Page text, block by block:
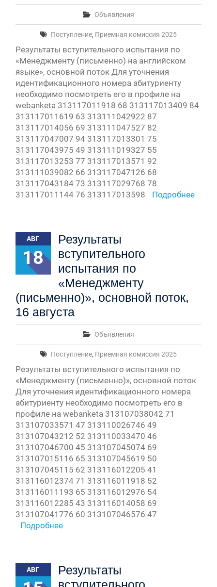
Объявления
Поступление, Приемная комиссия 2025
Результаты вступительного испытания по
«Менеджменту (письменно) на английском
языке», основной поток Для уточнения
идентификационного номера абитуриенту
необходимо посмотреть его в профиле на
webanketa 313117011918 68 313117013409 84
313117011619 63 313111042922 87
313117014056 69 313111047527 82
313117047007 94 313117013301 75
313117043975 49 313111019327 55
313117013253 77 313117013571 92
313111039082 66 313117047126 68
313117043184 73 313117029768 78
313117011144 76 313117013598
Подробнее
АВГ
18
Результаты
вступительного
испытания по
«Менеджменту
(письменно)», основной поток,
16 августа
Объявления
Поступление, Приемная комиссия 2025
Результаты вступительного испытания по
«Менеджменту (письменно)», основной поток
Для уточнения идентификационного номера
абитуриенту необходимо посмотреть его в
профиле на webanketa 313107038042 71
313107033571 47 313110026746 49
313107043212 52 313110033470 46
313107046700 45 313107045074 69
313107015116 65 313107045619 50
313107045115 62 313116012205 41
313116012374 71 313116011918 52
313116011193 65 313116012976 54
313116012285 43 313116014058 69
313107041776 60 313107046576 47
Подробнее
АВГ
Результаты